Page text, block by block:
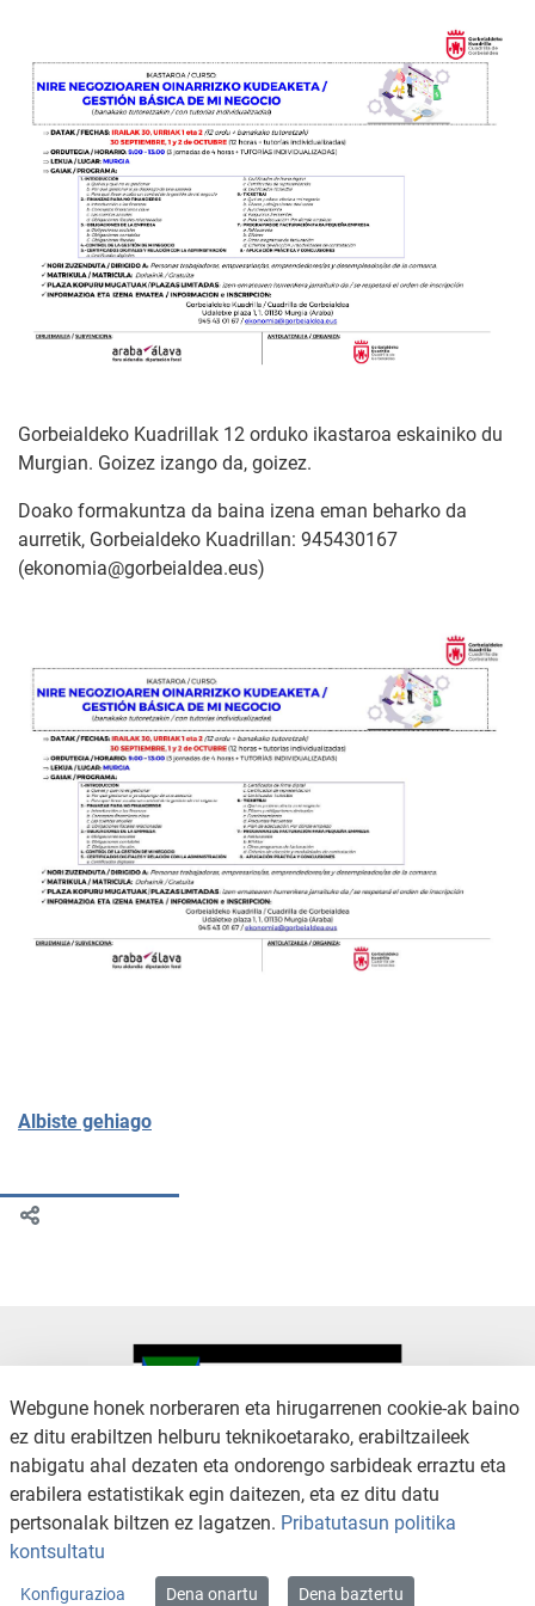
Gorbeialdeko Kuadrillak 12 orduko ikastaroa eskainiko du
Murgian. Goizez izango da, goizez.
Doako formakuntza da baina izena eman beharko da
aurretik, Gorbeialdeko Kuadrillan: 945430167
(ekonomia@gorbeialdea.eus)
Albiste gehiago
Webgune honek norberaren eta hirugarrenen cookie-ak baino
ez ditu erabiltzen helburu teknikoetarako, erabiltzaileek
nabigatu ahal dezaten eta ondorengo sarbideak erraztu eta
erabilera estatistikak egin daitezen, eta ez ditu datu
pertsonalak biltzen ez lagatzen. Pribatutasun politika
kontsultatu
Konfigurazioa Dena onartu Dena baztertu